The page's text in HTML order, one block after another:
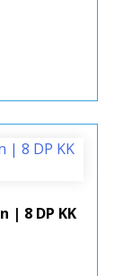
| 8 DP KK